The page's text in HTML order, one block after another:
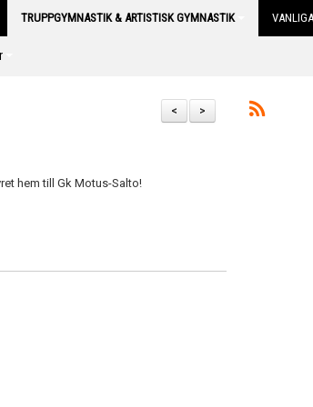
TRUPPGYMNASTIK & ARTISTISK GYMNASTIK
>
<
hem till Gk Motus-Salto!